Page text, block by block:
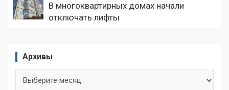
В многоквартирных домах начали
отключать лифты
Архивы